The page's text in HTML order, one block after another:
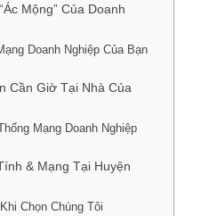
Mộng” Của Doanh
Doanh Nghiệp Của Bạn
Cần Giờ Tại Nhà Của
Mạng Doanh Nghiệp
& Mạng Tại Huyện
Chọn Chúng Tôi